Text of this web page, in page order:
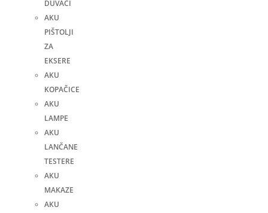
DUVAČI
AKU
PIŠTOLJI
ZA
EKSERE
AKU
KOPAČICE
AKU
LAMPE
AKU
LANČANE
TESTERE
AKU
MAKAZE
AKU